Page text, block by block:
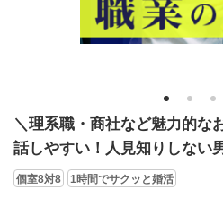
1 2 3
＼理系職・商社など魅力的な
話しやすい！人見知りしない
個室8対8 1時間でサクッと婚活